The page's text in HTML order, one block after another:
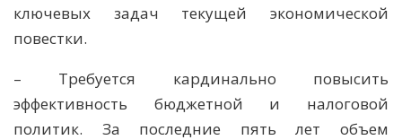
ключевых задач текущей экономической
повестки.
– Требуется кардинально повысить
эффективность бюджетной и налоговой
политик. За последние пять лет объем